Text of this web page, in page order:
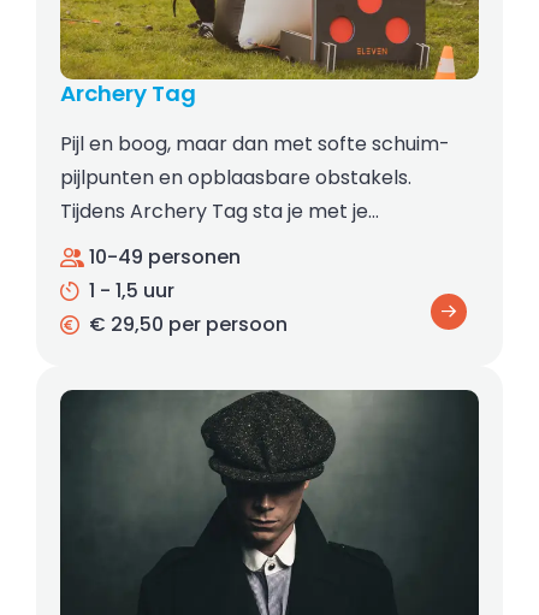
Archery Tag
Pijl en boog, maar dan met softe schuim-
pijlpunten en opblaasbare obstakels.
Tijdens Archery Tag sta je met je…
10-49 personen
1 - 1,5 uur
€ 29,50 per persoon